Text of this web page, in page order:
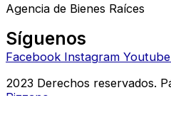
Agencia de Bienes Raíces
Síguenos
Facebook Instagram Youtube
2023 Derechos reservados.
Pizzano